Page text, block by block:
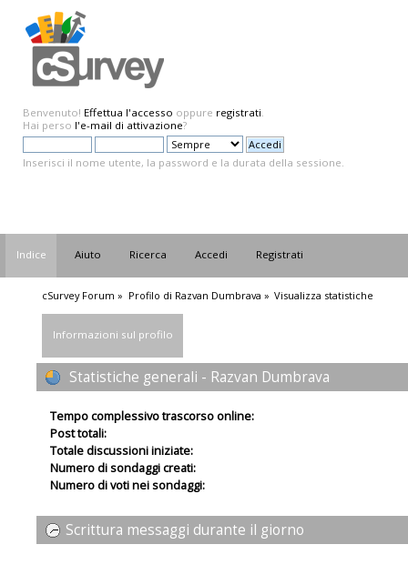
Benvenuto! Effettua l'accesso oppure registrati.
Hai perso l'e-mail di attivazione?
Inserisci il nome utente, la password e la durata della sessione.
Indice Aiuto Ricerca Accedi Registrati
cSurvey Forum » Profilo di Razvan Dumbrava » Visualizza statistiche
Informazioni sul profilo
Statistiche generali - Razvan Dumbrava
Tempo complessivo trascorso online:
Post totali:
Totale discussioni iniziate:
Numero di sondaggi creati:
Numero di voti nei sondaggi:
Scrittura messaggi durante il giorno